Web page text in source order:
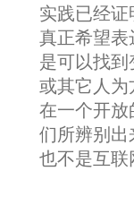
实践已经证
真正希望
是可以找
或其它人为
在一个开
们所辨别
也不是互联